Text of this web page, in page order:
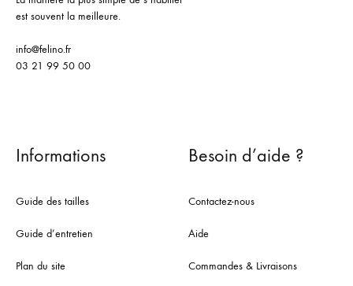
est souvent la meilleure.
info@felino.fr
03 21 99 50 00
Informations
Guide des tailles
Guide d’entretien
Plan du site
Besoin d’aide ?
Contactez-nous
Aide
Commandes & Livraisons